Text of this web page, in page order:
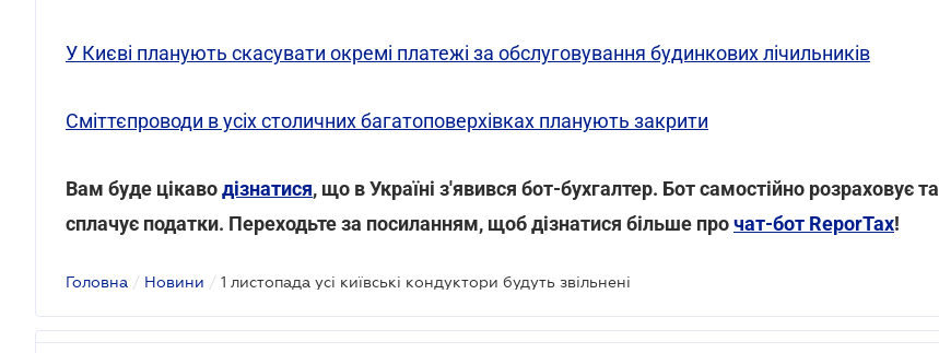
У Києві планують скасувати окремі платежі за обслуговування будинкових лічильників
Сміттєпроводи в усіх столичних багатоповерхівках планують закрити
Вам буде цікаводізнатися, що в Україні з'явився бот-бухгалтер. Бот самостійно розраховує та
сплачує податки. Переходьте за посиланням, щоб дізнатися більше прочат-бот ReporTax!
Головна / Новини / 1 листопада усі київські кондуктори будуть звільнені